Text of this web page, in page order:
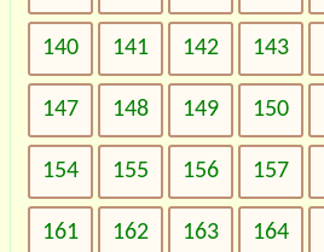
140 141 142 143
147 148 149 150
154 155 156 157
161 162 163 164